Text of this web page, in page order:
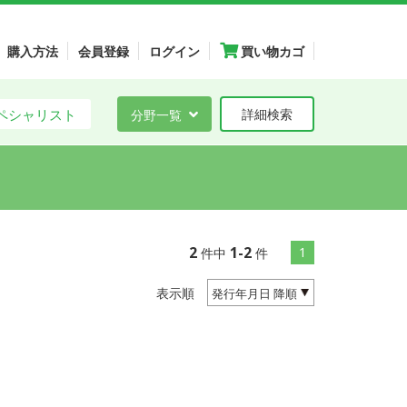
購入方法 会員登録 ログイン 買い物カゴ
シャリスト 分野一覧 詳細検索
2 件中 1-2 件 1
表示順